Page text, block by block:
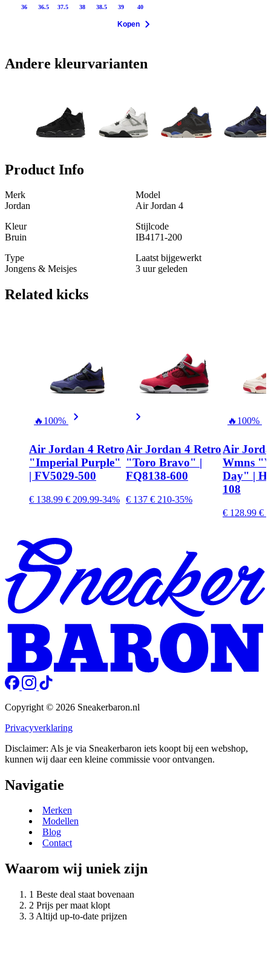
36 36.5 37.5 38 38.5 39 40
Kopen
Andere kleurvarianten
Product Info
Merk
Jordan
Model
Air Jordan 4
Kleur
Bruin
Stijlcode
IB4171-200
Type
Jongens & Meisjes
Laatst bijgewerkt
3 uur geleden
Related kicks
🔥 100%
Air Jordan 4 Retro
"Imperial Purple"
| FV5029-500
€ 138.99 € 209.99-34%
Air Jordan 4 Retro
"Toro Bravo" |
FQ8138-600
€ 137 € 210-35%
🔥 100%
Air
Wmns
Day" |
108
€ 128.99 €
Copyright © 2026 Sneakerbaron.nl
Privacyverklaring
Disclaimer: Als je via Sneakerbaron iets koopt bij een webshop,
kunnen wij daar een kleine commissie voor ontvangen.
Navigatie
Merken
Modellen
Blog
Contact
Waarom wij uniek zijn
Beste deal staat bovenaan
Prijs per maat klopt
Altijd up-to-date prijzen